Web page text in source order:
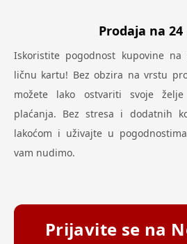
Prodaja na
Iskoristite pogodnost kupovine
ličnu kartu! Bez obzira na vrstu
možete lako ostvariti svoje
plaćanja. Bez stresa i dodatnih
lakoćom i uživajte u
vam nudimo.
Prijavite se na